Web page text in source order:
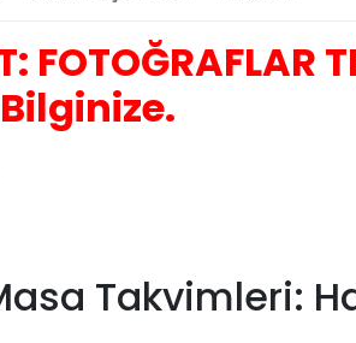
FOTOĞRAFLAR
Takvimleri: